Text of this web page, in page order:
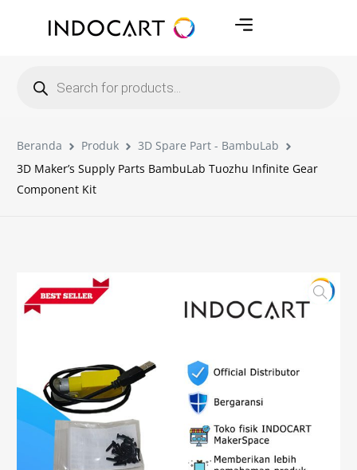
Beranda Produk
3D Spare Part - BambuLab
3D Maker’s Supply Parts BambuLab Tuozhu Infinite Gear
Component Kit